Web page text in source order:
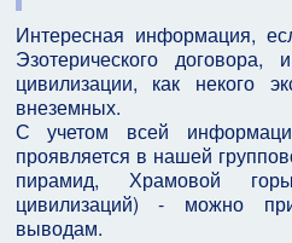
Интересная информация,
Эзотерического
цивилизации, как некого
внеземных.
С учетом всей
проявляется в нашей
пирамид, Храмовой
цивилизаций) - можно
выводам.